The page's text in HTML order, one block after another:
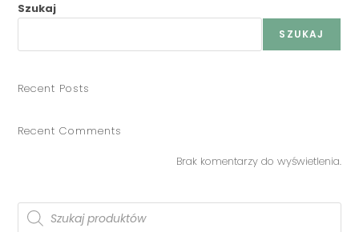
Szukaj
SZUKAJ
Recent Posts
Recent Comments
Brak komentarzy do wyświetlenia.